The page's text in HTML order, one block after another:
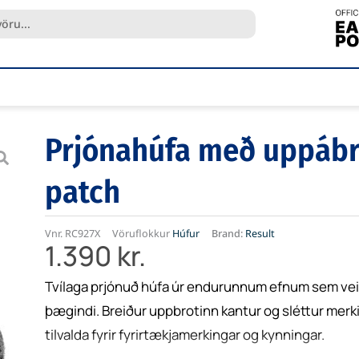
Prjónahúfa með
patch
Vnr. RC927X Vöruflokkur Húfur Brand: Result
1.390 kr.
Tvílaga prjónuð húfa úr endurunnum efnum sem
þægindi. Breiður uppbrotinn kantur og sléttur
tilvalda fyrir fyrirtækjamerkingar og kynningar.